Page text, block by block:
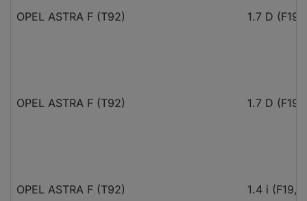
OPEL ASTRA F (T92)
1.7 D (F19,
OPEL ASTRA F (T92) 1.7 D (F19,
OPEL ASTRA F (T92) 1.4 i (F19,